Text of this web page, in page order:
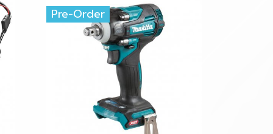
Pre-Order